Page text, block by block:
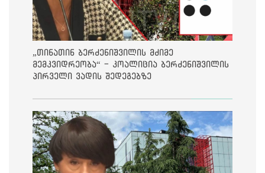
„თინათინ ბერძენიშვილის მძიმე
მემკვიდრეობა“ - კოალიცია ბერძენიშვილის
პირველი ვადის შედეგებზე